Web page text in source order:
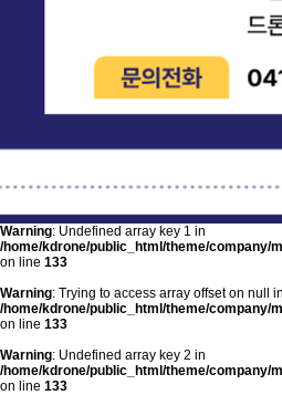
Warning: Undefined array key 1 in
/home/kdrone/public_html/theme/company/
on line 133
Warning: Trying to access array offset on null in
/home/kdrone/public_html/theme/company/
on line 133
Warning: Undefined array key 2 in
/home/kdrone/public_html/theme/company/
on line 133